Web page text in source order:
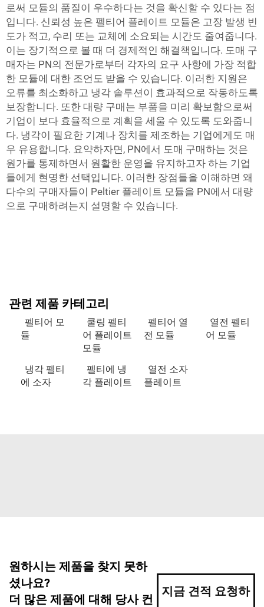
로써 모듈의 품질이 우수하다는 것을 확신할 수 있다는 점
입니다. 신뢰성 높은 펠티어 플레이트 모듈은 고장 발생 빈
도가 적고, 수리 또는 교체에 소요되는 시간도 줄여줍니다.
이는 장기적으로 볼 때 더 경제적인 해결책입니다. 도매 구
매자는 PN의 전문가로부터 각자의 요구 사항에 가장 적합
한 모듈에 대한 조언도 받을 수 있습니다. 이러한 지원은
오류를 최소화하고 냉각 솔루션이 효과적으로 작동하도록
보장합니다. 또한 대량 구매는 부품을 미리 확보함으로써
기업이 보다 효율적으로 계획을 세울 수 있도록 도와줍니
다. 냉각이 필요한 기계나 장치를 제조하는 기업에게도 매
우 유용합니다. 요약하자면, PN에서 도매 구매하는 것은
원가를 통제하면서 원활한 운영을 유지하고자 하는 기업
들에게 현명한 선택입니다. 이러한 장점들을 이해하면 왜
다수의 구매자들이 Peltier 플레이트 모듈을 PN에서 대량
으로 구매하려는지 설명할 수 있습니다.
관련 제품 카테고리
펠티어 모
듈
쿨링 펠티
어 플레이트
모듈
펠티어 열
전 모듈
열전 펠티
어 모듈
냉각 펠티
에 소자
펠티에 냉
각 플레이트
열전 소자
플레이트
원하시는 제품을 찾지 못하
셨나요?
더 많은 제품에 대해 당사 컨
지금 견적 요청하